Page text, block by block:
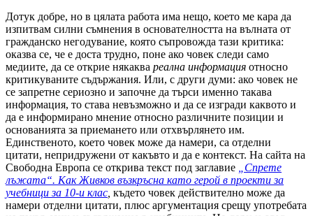
Дотук добре, но в цялата работа има нещо, което ме кара да
изпитвам силни съмнения в основателността на вълната от
гражданско негодувание, която съпровожда тази критика:
оказва се, че е доста трудно, поне ако човек следи само
медиите, да се открие някаква реална информация относно
критикуваните съдържания. Или, с други думи: ако човек не
се запретне сериозно и започне да търси именно такава
информация, то става невъзможно и да се изгради каквото и
да е информирано мнение относно различните позиции и
основанията за приемането или отхвърлянето им.
Единственото, което човек може да намери, са отделни
цитати, непридружени от какъвто и да е контекст. На сайта на
Свободна Европа се открива текст под заглавие „Спрете
лъжата“. Как Живков възкръсна като герой в проекти за
учебници за 10-и клас, където човек действително може да
намери отделни цитати, плюс аргументация срещу употребата